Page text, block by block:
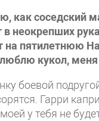
как соседский
неокрепших
на пятилетнюю
кукол,
боевой
Гарри
у тебя не